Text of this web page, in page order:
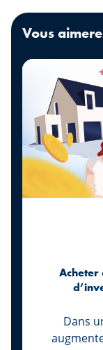
Vous
Acheter
Dans